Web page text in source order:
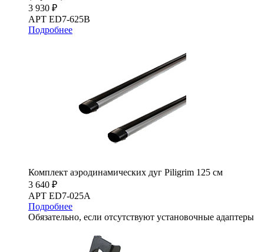
3 930 ₽
АРТ ED7-625B
Подробнее
Комплект аэродинамических дуг Piligrim 125 см
3 640 ₽
АРТ ED7-025A
Подробнее
Обязательно, если отсутствуют установочные адаптеры